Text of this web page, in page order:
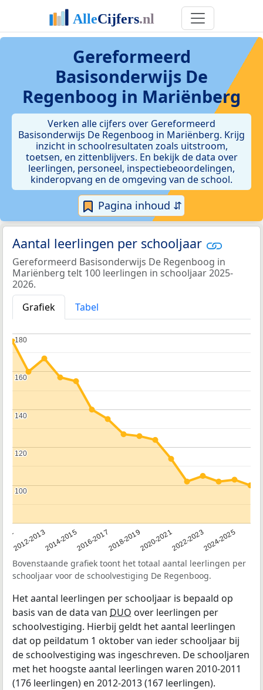
Gereformeerd
Basisonderwijs De
Regenboog in Mariënberg
Verken alle cijfers over Gereformeerd
Basisonderwijs De Regenboog in Mariënberg. Krijg
inzicht in schoolresultaten zoals uitstroom,
toetsen, en zittenblijvers. En bekijk de data over
leerlingen, personeel, inspectiebeoordelingen,
kinderopvang en de omgeving van de school.
Pagina inhoud ⇵
Aantal leerlingen per schooljaar
Gereformeerd Basisonderwijs De Regenboog in
Mariënberg telt 100 leerlingen in schooljaar 2025-
2026.
Grafiek
Tabel
2012-20132014-20152016-20172018-20192020-20212022-20232024-2025
100
100
120
120
140
140
160
160
180
180
Bovenstaande grafiek toont het totaal aantal leerlingen per
schooljaar voor de schoolvestiging De Regenboog.
Het aantal leerlingen per schooljaar is bepaald op
basis van de data van DUO over leerlingen per
schoolvestiging. Hierbij geldt het aantal leerlingen
dat op peildatum 1 oktober van ieder schooljaar bij
de schoolvestiging was ingeschreven. De schooljaren
met het hoogste aantal leerlingen waren 2010-2011
(176 leerlingen) en 2012-2013 (167 leerlingen).